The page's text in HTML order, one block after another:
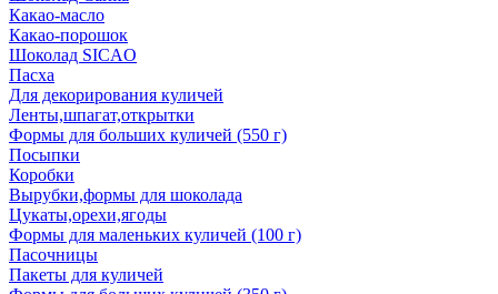
Какао-масло
Какао-порошок
Шоколад SICAO
Пасха
Для декорирования куличей
Ленты,шпагат,открытки
Формы для больших куличей (550 г)
Посыпки
Коробки
Вырубки,формы для шоколада
Цукаты,орехи,ягоды
Формы для маленьких куличей (100 г)
Пасочницы
Пакеты для куличей